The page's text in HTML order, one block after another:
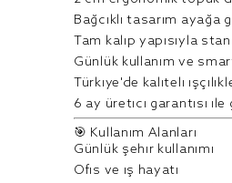
Bağcıklı tasarım
Tam kalıp yapısıyla
Günlük kullanım ve
Türkiye'de kaliteli
6 ay üretici garantisi ile
🎯 Kullanım Alanları
Günlük şehir kullanımı
Ofis ve iş hayatı